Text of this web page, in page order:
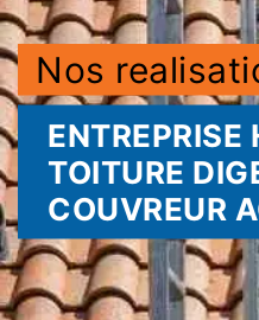
Nos
ENTREPRISE
TOITURE
COUVREUR